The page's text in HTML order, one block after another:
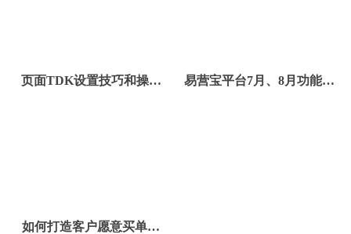
页面TDK设置技巧和操作
易营宝平台7月、8月功能更
如何打造客户愿意买单的